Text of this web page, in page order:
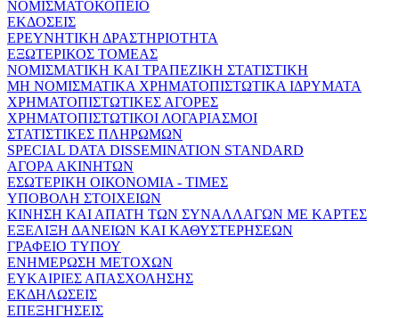
ΝΟΜΙΣΜΑΤΟΚΟΠΕΙΟ
ΕΚΔΟΣΕΙΣ
ΕΡΕΥΝΗΤΙΚΗ ΔΡΑΣΤΗΡΙΟΤΗΤΑ
ΕΞΩΤΕΡΙΚΟΣ ΤΟΜΕΑΣ
ΝΟΜΙΣΜΑΤΙΚΗ ΚΑΙ ΤΡΑΠΕΖΙΚΗ ΣΤΑΤΙΣΤΙΚΗ
ΜΗ ΝΟΜΙΣΜΑΤΙΚΑ ΧΡΗΜΑΤΟΠΙΣΤΩΤΙΚΑ ΙΔΡΥΜΑΤΑ
ΧΡΗΜΑΤΟΠΙΣΤΩΤΙΚΕΣ ΑΓΟΡΕΣ
ΧΡΗΜΑΤΟΠΙΣΤΩΤΙΚΟΙ ΛΟΓΑΡΙΑΣΜΟΙ
ΣΤΑΤΙΣΤΙΚΕΣ ΠΛΗΡΩΜΩΝ
SPECIAL DATA DISSEMINATION STANDARD
ΑΓΟΡΑ ΑΚΙΝΗΤΩΝ
ΕΣΩΤΕΡΙΚΗ ΟΙΚΟΝΟΜΙΑ - ΤΙΜΕΣ
ΥΠΟΒΟΛΗ ΣΤΟΙΧΕΙΩΝ
ΚΙΝΗΣΗ ΚΑΙ ΑΠΑΤΗ ΤΩΝ ΣΥΝΑΛΛΑΓΩΝ ΜΕ ΚΑΡΤΕΣ
ΕΞΕΛΙΞΗ ΔΑΝΕΙΩΝ ΚΑΙ ΚΑΘΥΣΤΕΡΗΣΕΩΝ
ΓΡΑΦΕΙΟ ΤΥΠΟΥ
ΕΝΗΜΕΡΩΣΗ ΜΕΤΟΧΩΝ
ΕΥΚΑΙΡΙΕΣ ΑΠΑΣΧΟΛΗΣΗΣ
ΕΚΔΗΛΩΣΕΙΣ
ΕΠΕΞΗΓΗΣΕΙΣ